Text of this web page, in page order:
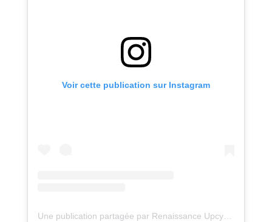
Voir cette publication sur Instagram
Une publication partagée par Renaissance Upcycling (@renaissance_upcycling)